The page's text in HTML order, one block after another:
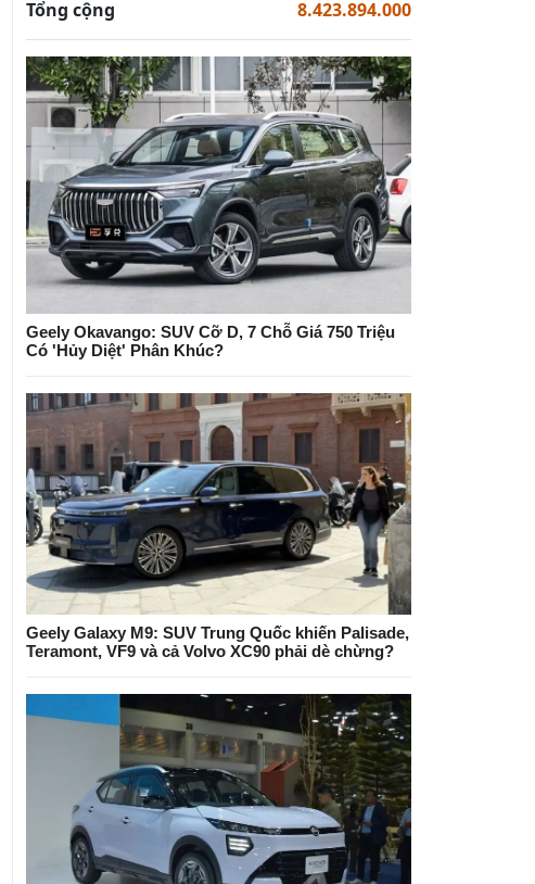
Tổng cộng
8.423.894.000
Geely Okavango: SUV Cỡ D, 7 Chỗ Giá 750 Triệu
Có 'Hủy Diệt' Phân Khúc?
Geely Galaxy M9: SUV Trung Quốc khiến Palisade,
Teramont, VF9 và cả Volvo XC90 phải dè chừng?